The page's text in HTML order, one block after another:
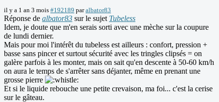
il y a 1 an 3 mois #192189 paralbator83
Réponse de albator83 sur le sujet Tubeless
Idem, je doute que m'en serais sorti avec une mèche sur la coupure
de lundi dernier.
Mais pour moi l'intérêt du tubeless est ailleurs : confort, pression +
basse sans pincer et surtout sécurité avec les tringles clipsés = on
galère parfois à les monter, mais on sait qu'en descente à 50-60 km/h
on aura le temps de s'arrêter sans déjanter, même en prenant une
grosse pierre
Et si le liquide rebouche une petite crevaison, ma foi... c'est la cerise
sur le gâteau.